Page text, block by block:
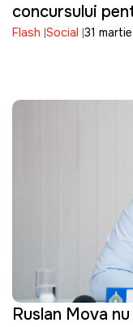
concursului
ANRE
Flash Social 31
Ruslan Mova